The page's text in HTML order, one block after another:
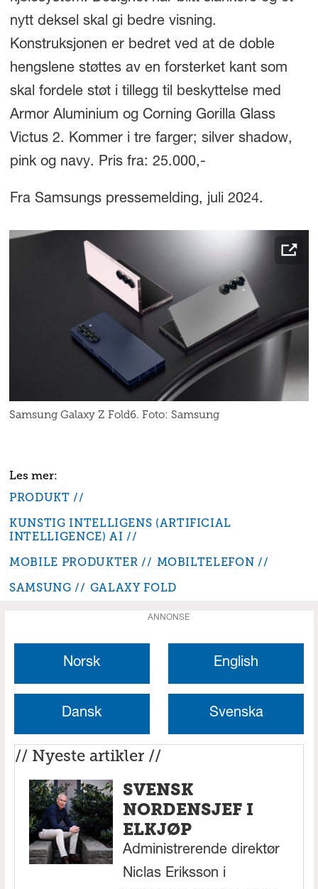
nytt deksel skal gi bedre visning.
Konstruksjonen er bedret ved at de doble
hengslene støttes av en forsterket kant som
skal fordele støt i tillegg til beskyttelse med
Armor Aluminium og Corning Gorilla Glass
Victus 2. Kommer i tre farger; silver shadow,
pink og navy. Pris fra: 25.000,-
Fra Samsungs pressemelding, juli 2024.
Samsung Galaxy Z Fold6. Foto: Samsung
PRODUKT
KUNSTIG INTELLIGENS (ARTIFICIAL
INTELLIGENCE) AI
MOBILE PRODUKTER
MOBILTELEFON
SAMSUNG
GALAXY FOLD
ANNONSE
Norsk English
Dansk Svenska
// Nyeste artikler //
SVENSK
NORDENSJEF I
ELKJØP
Administrerende direktør
Niclas Eriksson i